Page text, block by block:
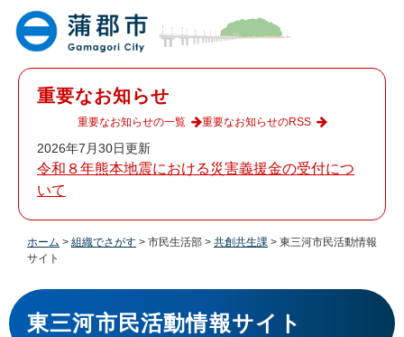
重要なお知らせ
2026年7月30日更新
令和８年熊本地震における災害義援金の受付につ
いて
重要なお知らせの一覧 重要なお知らせのRSS
ホーム > 組織でさがす > 市民生活部 > 共創共生課 > 東三河市民活動情報
サイト
本
文
東三河市民活動情報サイト